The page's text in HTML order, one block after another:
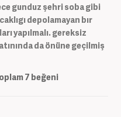
gunduz şehri soba gibi
depolamayan bır
yapılmalı. gereksiz
da önüne geçilmiş
7 beğeni